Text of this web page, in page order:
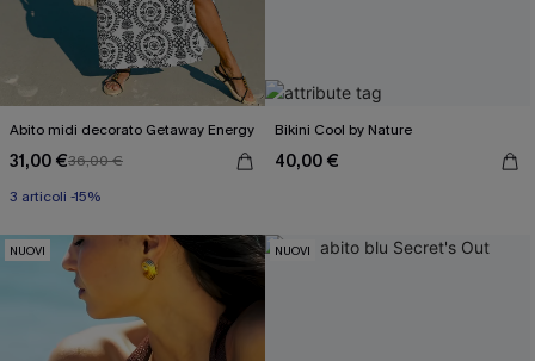
Abito midi decorato Getaway Energy
31,00 €36,00 €
3 articoli -15%
Bikini Cool by Nature
40,00 €
NUOVI NUOVI